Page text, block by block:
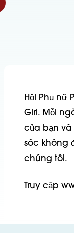
Hội Phụ nữ
Girl. Mỗi
của bạn và
sóc không
chúng tôi.
Truy cập